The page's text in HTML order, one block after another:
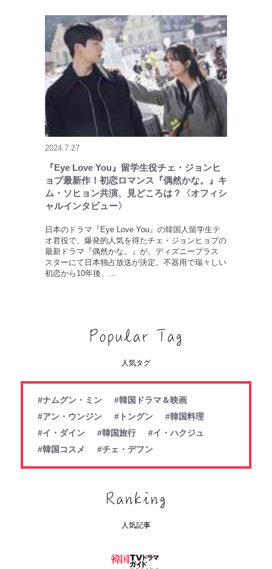
2024.7.27
『Eye Love You』留学生役チェ・ジョンヒ
ョプ最新作！初恋ロマンス『偶然かな。』キ
ム・ソヒョン共演、見どころは？〈オフィシ
ャルインタビュー〉
日本のドラマ『Eye Love You』の韓国人留学生テ
オ君役で、爆発的人気を得たチェ・ジョンヒョプの
最新ドラマ『偶然かな。』が、ディズニープラス
スターにて日本独占放送が決定。不器用で瑞々しい
初恋から10年後、…
人気タグ
#ナムグン・ミン
#韓国ドラマ＆映画
#アン・ウンジン
#トングン
#韓国料理
#イ・ダイン
#韓国旅行
#イ・ハクジュ
#韓国コスメ
#チェ・デフン
人気記事